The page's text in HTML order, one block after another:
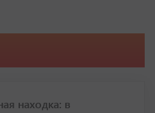
находка: в